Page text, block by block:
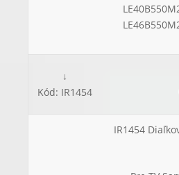
↓
Kód: IR1454
IR1454